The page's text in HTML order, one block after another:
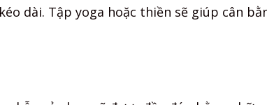
dài. Tập yoga hoặc thiền sẽ giúp cân